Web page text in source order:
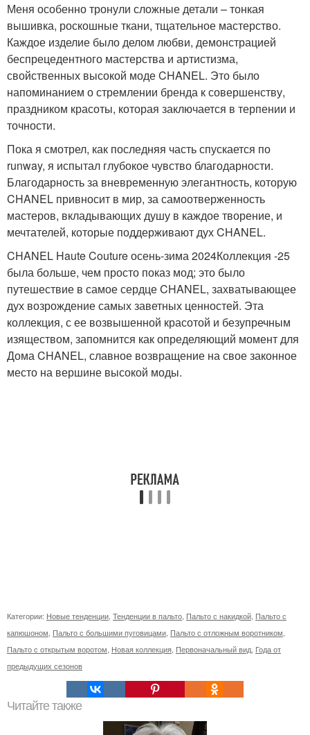
Меня особенно тронули сложные детали – тонкая
вышивка, роскошные ткани, тщательное мастерство.
Каждое изделие было делом любви, демонстрацией
беспрецедентного мастерства и артистизма,
свойственных высокой моде CHANEL. Это было
напоминанием о стремлении бренда к совершенству,
праздником красоты, которая заключается в терпении и
точности.
Пока я смотрел, как последняя часть спускается по
runway, я испытал глубокое чувство благодарности.
Благодарность за вневременную элегантность, которую
CHANEL привносит в мир, за самоотверженность
мастеров, вкладывающих душу в каждое творение, и
мечтателей, которые поддерживают дух CHANEL.
CHANEL Haute Couture осень-зима 2024Коллекция -25
была больше, чем просто показ мод; это было
путешествие в самое сердце CHANEL, захватывающее
дух возрождение самых заветных ценностей. Эта
коллекция, с ее возвышенной красотой и безупречным
изяществом, запомнится как определяющий момент для
Дома CHANEL, славное возвращение на свое законное
место на вершине высокой моды.
Категории: Новые тенденции Тенденции в пальто Пальто с накидкой Пальто с
капюшоном Пальто с большими пуговицами Пальто с отложным воротником
Пальто с открытым воротом Новая коллекция Первоначальный вид Года от
предыдущих сезонов
Читайте также